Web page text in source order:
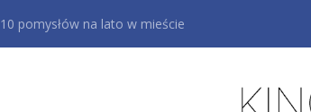
10 pomysłów na lato w mieście